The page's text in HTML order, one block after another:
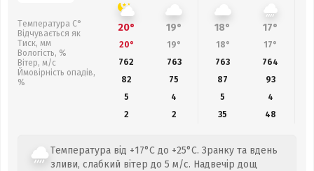
Температура С°
Відчувається як
Тиск, мм
Вологість, %
Вітер, м/с
Ймовірність опадів,
%
20° 19° 18° 17°
20° 19° 18° 17°
762
763 763 764
82
75 87 93
5
4 5
4
2
2 35 48
Температура від +17°C до +25°C. Зранку та вдень
зливи, слабкий вітер до 5 м/с. Надвечір дощ